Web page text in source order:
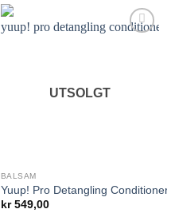
UTSOLGT
BALSAM
Yuup! Pro Detangling Conditioner
kr549,00